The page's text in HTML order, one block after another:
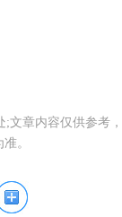
;文章内容仅供参考
。